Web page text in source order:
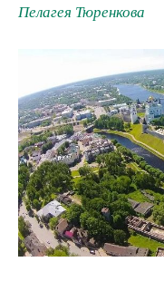
Пелагея Тюренкова